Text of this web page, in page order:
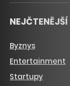
Byznys
Entertainment
Startupy